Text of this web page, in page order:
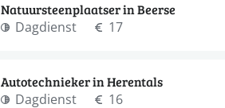
Natuursteenplaatser in Beerse
Dagdienst
17
Autotechnieker in Herentals
Dagdienst
16